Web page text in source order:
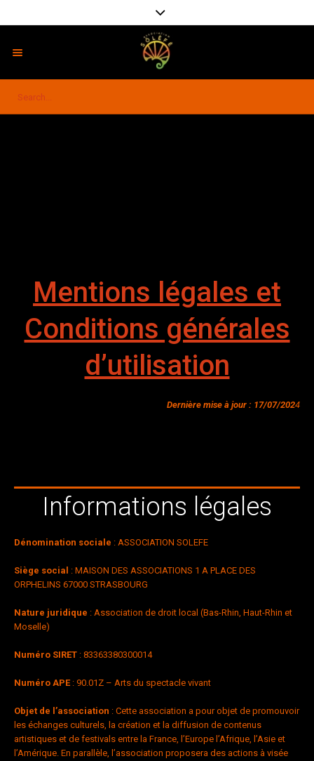
MENTIONS LEGALES
Mentions légales et
Conditions générales
d’utilisation
Dernière mise à jour : 17/07/2024
Informations légales
Dénomination sociale : ASSOCIATION SOLEFE
Siège social : MAISON DES ASSOCIATIONS 1 A PLACE DES
ORPHELINS 67000 STRASBOURG
Nature juridique : Association de droit local (Bas-Rhin, Haut-Rhin et
Moselle)
Numéro SIRET : 83363380300014
Numéro APE : 90.01Z – Arts du spectacle vivant
Objet de l’association : Cette association a pour objet de promouvoir
les échanges culturels, la création et la diffusion de contenus
artistiques et de festivals entre la France, l’Europe l’Afrique, l’Asie et
l’Amérique. En parallèle, l’association proposera des actions à visée